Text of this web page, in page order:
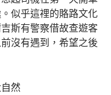
似乎這𥚃的賂路文化
斯有警察借故查遊客
沒有遇到，希望之後